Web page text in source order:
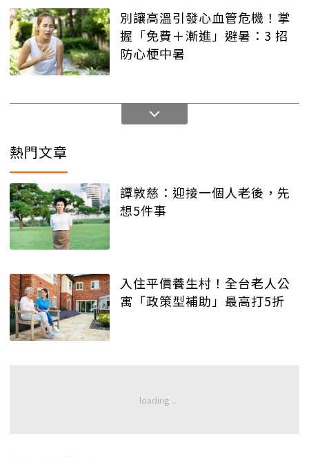
別讓高溫引發心血管危機！掌
握「免費＋漸進」避暑：3 招
防心梗中暑
熱門文章
譚敦慈：迎接一個人老後，先
想5件事
入住平價養生村！全台老人公
寓「政策型補助」最高打5折